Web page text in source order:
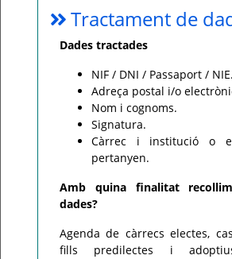
Tractament de
Dades tractades
NIF / DNI / Passaport / NIE.
Adreça postal i/o
Nom i cognoms.
Signatura.
Càrrec i institució o
pertanyen.
Amb quina finalitat
dades?
Agenda de càrrecs electes,
fills predilectes i